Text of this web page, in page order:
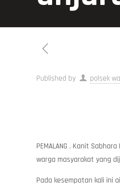
Published by polsek
PEMALANG . Kanit
warga masyarakat yang
Pada kesempatan kali ini